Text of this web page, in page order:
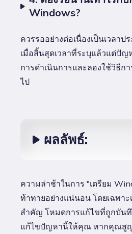
Windows?
ควรรออย่างต่อเนื่องเป็นเวลา
เมื่อสิ้นสุดเวลาที่ระบุแล้วแต่ปัญ
การดำเนินการและลองใช้วิธีก
ไป
ผลลัพธ์:
ความล่าช้าในการ "เตรียม
ท้าทายอย่างแน่นอน โดยเฉพา
สำคัญ โหมดการแก้ไขที่ถูกบัน
แก้ไขปัญหานี้ให้คุณ หากคุณสู